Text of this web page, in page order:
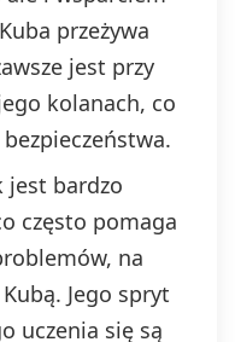
przeżywa
jest przy
kolanach, co
jest bardzo
często pomaga
na
Jego spryt
uczenia się są